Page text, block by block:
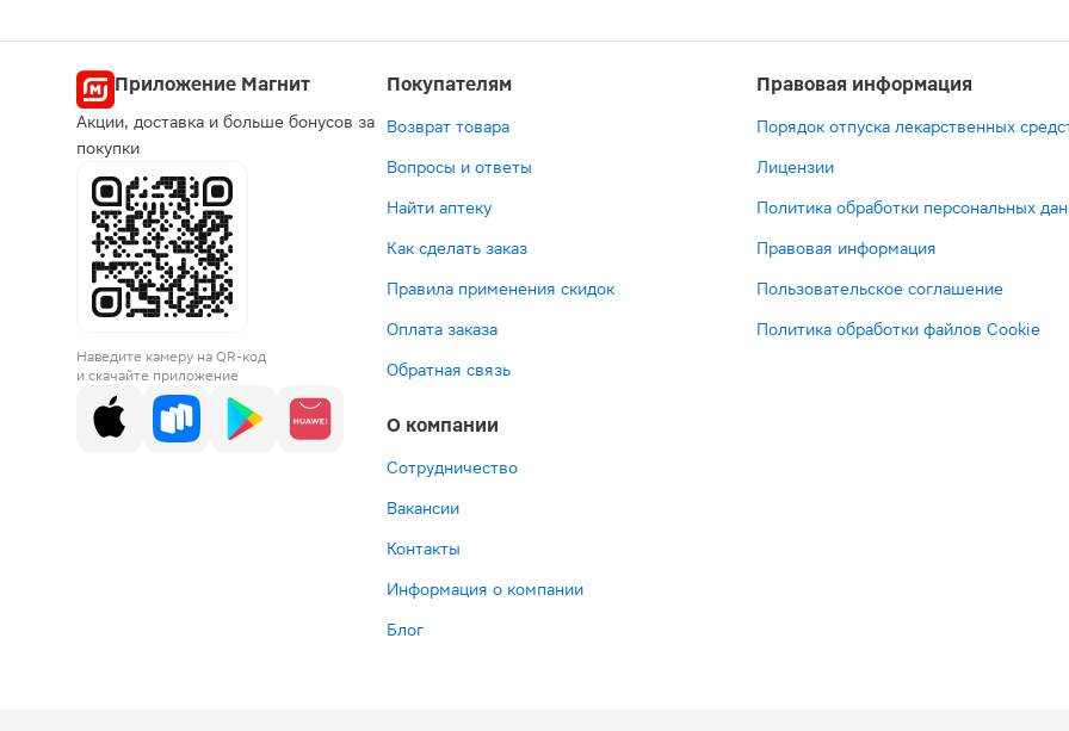
Приложение Магнит
Акции, доставка и больше бонусов за
покупки
Наведите камеру на QR-код
и скачайте приложение
Покупателям
Возврат товара
Вопросы и ответы
Найти аптеку
Как сделать заказ
Правила применения скидок
Оплата заказа
Обратная связь
О компании
Сотрудничество
Вакансии
Контакты
Информация о компании
Блог
Правовая информация
Порядок отпуска лекарственных
Лицензии
Политика обработки персональных
Правовая информация
Пользовательское соглашение
Политика обработки файлов Cookie